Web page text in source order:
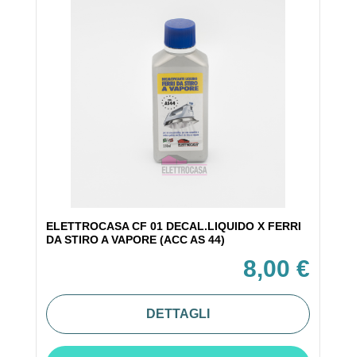
ELETTROCASA CF 01 DECAL.LIQUIDO X FERRI
DA STIRO A VAPORE (ACC AS 44)
8,00 €
DETTAGLI